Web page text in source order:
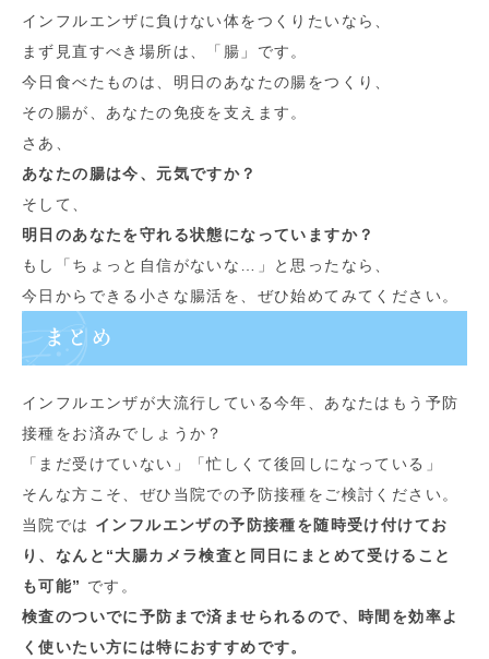
インフルエンザに負けない体をつくりたいなら、
まず見直すべき場所は、「腸」です。
今日食べたものは、明日のあなたの腸をつくり、
その腸が、あなたの免疫を支えます。
さあ、
あなたの腸は今、元気ですか？
そして、
明日のあなたを守れる状態になっていますか？
もし「ちょっと自信がないな…」と思ったなら、
今日からできる小さな腸活を、ぜひ始めてみてください。
まとめ
インフルエンザが大流行している今年、あなたはもう予防
接種をお済みでしょうか？
「まだ受けていない」「忙しくて後回しになっている」
そんな方こそ、ぜひ当院での予防接種をご検討ください。
当院では インフルエンザの予防接種を随時受け付けてお
り、なんと“大腸カメラ検査と同日にまとめて受けること
も可能” です。
検査のついでに予防まで済ませられるので、時間を効率よ
く使いたい方には特におすすめです。